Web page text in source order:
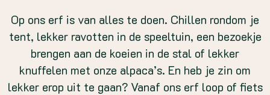
Op ons erf is van alles te doen. Chillen rondom je
tent, lekker ravotten in de speeltuin, een bezoekje
brengen aan de koeien in de stal of lekker
knuffelen met onze alpaca’s. En heb je zin om
lekker erop uit te gaan? Vanaf ons erf loop of fiets